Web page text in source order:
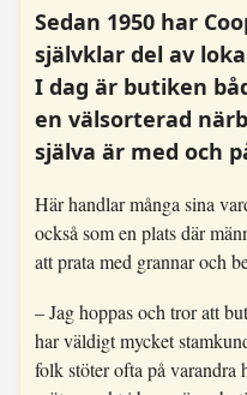
Sedan 1950 har
självklar del av
I dag är butiken
en välsorterad
själva är med och
Här handlar många sina
också som en plats där
att prata med grannar och
– Jag hoppas och tror att
har väldigt mycket
folk stöter ofta på varandra